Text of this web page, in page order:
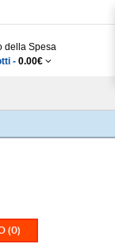
della Spesa
- 0.00€
(0)